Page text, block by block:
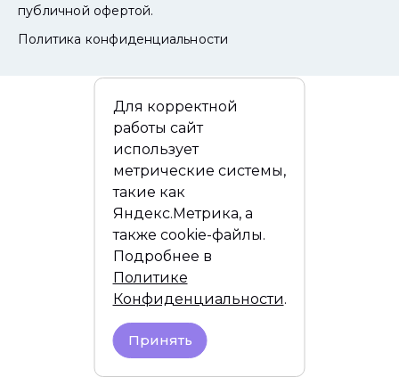
публичной офертой.
Политика конфиденциальности
Для корректной
работы сайт
использует
метрические системы,
такие как
Яндекс.Метрика, а
также cookie-файлы.
Подробнее в
Политике
Конфиденциальности.
Принять